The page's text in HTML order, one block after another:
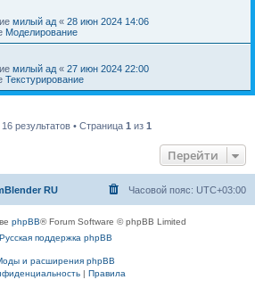
милый ад « 28 июн 2024 14:06
Моделирование
милый ад « 27 июн 2024 22:00
Текстурирование
результатов • Страница 1 из 1
Перейти
RU Часовой пояс: UTC+03:00
phpBB® Forum Software © phpBB Limited
Русская поддержка phpBB
и расширения phpBB
| Правила